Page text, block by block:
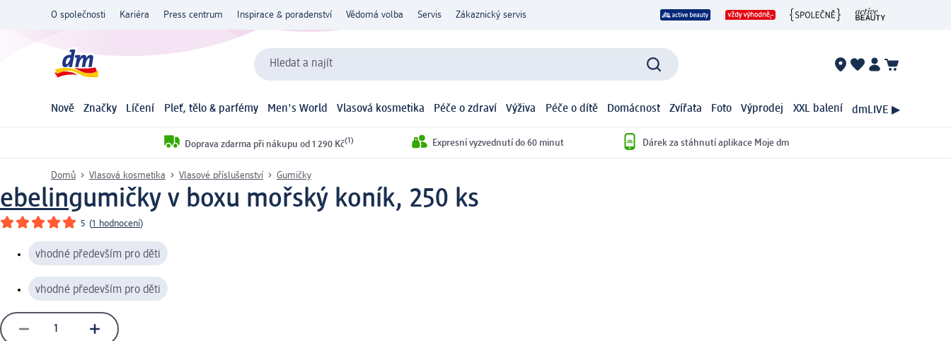
O společnosti Kariéra Press centrum Inspirace & poradenství Vědomá volba Servis Zákaznický servis
Hledat a najít
Nově Značky Líčení Pleť, tělo & parfémy Men's World Vlasová kosmetika Péče o zdraví Výživa Péče o dítě Domácnost Zvířata Foto Výprodej XXL balení dmLIVE ▶
Doprava zdarma při nákupu od 1 290 Kč(1) Expresní vyzvednutí do 60 minut Dárek za stáhnutí aplikace Moje dm
Domů Vlasová kosmetika Vlasové příslušenství Gumičky
ebelingumičky v boxu mořský koník, 250 ks
5 (1 hodnocení)
vhodné především pro děti
vhodné především pro děti